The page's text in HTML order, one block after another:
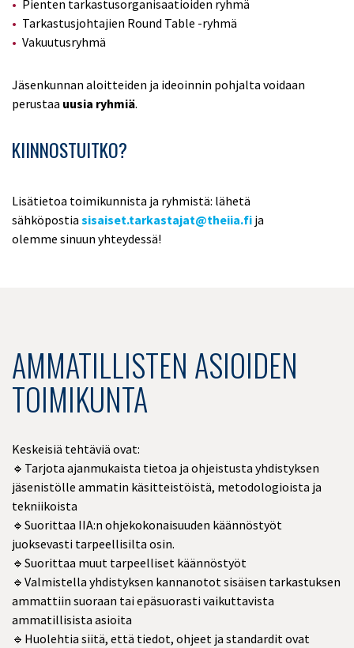
Pienten tarkastusorganisaatioiden ryhmä
Tarkastusjohtajien Round Table -ryhmä
Vakuutusryhmä
Jäsenkunnan aloitteiden ja ideoinnin pohjalta voidaan
perustaa uusia ryhmiä.
KIINNOSTUITKO?
Lisätietoa toimikunnista ja ryhmistä: lähetä
sähköpostia sisaiset.tarkastajat@theiia.fi ja
olemme sinuun yhteydessä!
AMMATILLISTEN ASIOIDEN
TOIMIKUNTA
Keskeisiä tehtäviä ovat:
🔹Tarjota ajanmukaista tietoa ja ohjeistusta yhdistyksen
jäsenistölle ammatin käsitteistöistä, metodologioista ja
tekniikoista
🔹Suorittaa IIA:n ohjekokonaisuuden käännöstyöt
juoksevasti tarpeellisilta osin.
🔹Suorittaa muut tarpeelliset käännöstyöt
🔹Valmistella yhdistyksen kannanotot sisäisen tarkastuksen
ammattiin suoraan tai epäsuorasti vaikuttavista
ammatillisista asioita
🔹Huolehtia siitä, että tiedot, ohjeet ja standardit ovat